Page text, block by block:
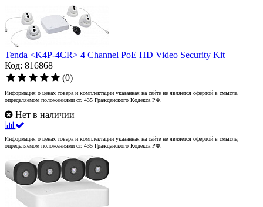
Tenda <K4P-4CR> 4 Channel PoE HD Video Security Kit
Код: 816868
(0)
Информация о ценах товара и комплектации указанная на сайте не является офертой в смысле,
определяемом положениями ст. 435 Гражданского Кодекса РФ.
Нет в наличии
Информация о ценах товара и комплектации указанная на сайте не является офертой в смысле,
определяемом положениями ст. 435 Гражданского Кодекса РФ.